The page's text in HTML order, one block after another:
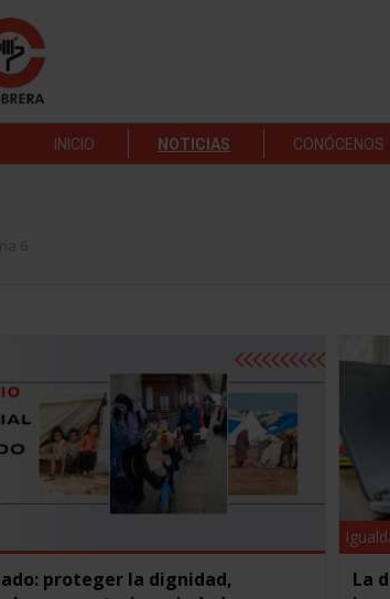
INICIO NOTICIAS CONÓCENOS
6
proteger la dignidad,
La